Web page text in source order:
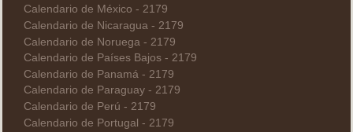
Calendario de México - 2179
Calendario de Nicaragua - 2179
Calendario de Noruega - 2179
Calendario de Países Bajos - 2179
Calendario de Panamá - 2179
Calendario de Paraguay - 2179
Calendario de Perú - 2179
Calendario de Portugal - 2179